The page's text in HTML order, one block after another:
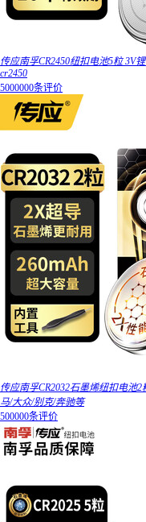
传应南孚CR2450纽扣电池5粒 3V
cr2450
5000000条评价
传应南孚CR2032石墨烯纽扣电池
马/大众/别克/奔驰等
500000条评价